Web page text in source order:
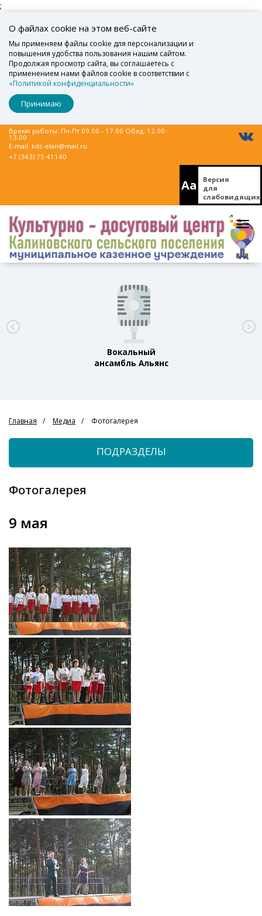
;
О файлах cookie на этом веб-сайте
Мы применяем файлы cookie для персонализации и
повышения удобства пользования нашим сайтом.
Продолжая просмотр сайта, вы соглашаетесь с
применением нами файлов cookie в соответствии с
«Политикой конфиденциальности»
Принимаю
Время работы: Пн-Пт 09.00 - 17.00 Обед: 12.00 -
13.00
E-mail: kdc-elan@mail.ru
+7 (343) 75 41140
Aa
Версия
для
слабовидящих
Вокальный
ансамбль Альянс
Главная Медиа Фотогалерея
ПОДРАЗДЕЛЫ
Фотогалерея
9 мая